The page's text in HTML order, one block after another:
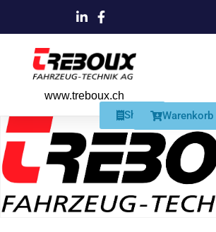
www.treboux.ch
Shop Warenkorb